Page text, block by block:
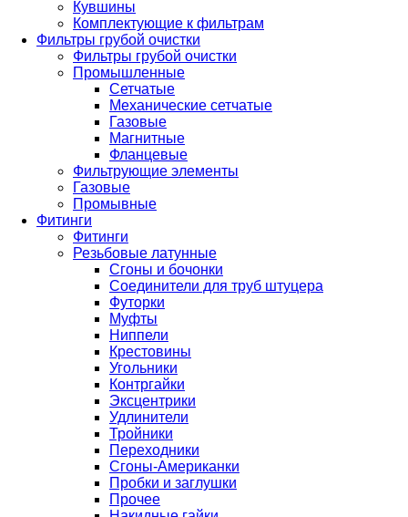
Кувшины
Комплектующие к фильтрам
Фильтры грубой очистки
Фильтры грубой очистки
Промышленные
Сетчатые
Механические сетчатые
Газовые
Магнитные
Фланцевые
Фильтрующие элементы
Газовые
Промывные
Фитинги
Фитинги
Резьбовые латунные
Сгоны и бочонки
Соединители для труб штуцера
Футорки
Муфты
Ниппели
Крестовины
Угольники
Контргайки
Эксцентрики
Удлинители
Тройники
Переходники
Сгоны-Американки
Пробки и заглушки
Прочее